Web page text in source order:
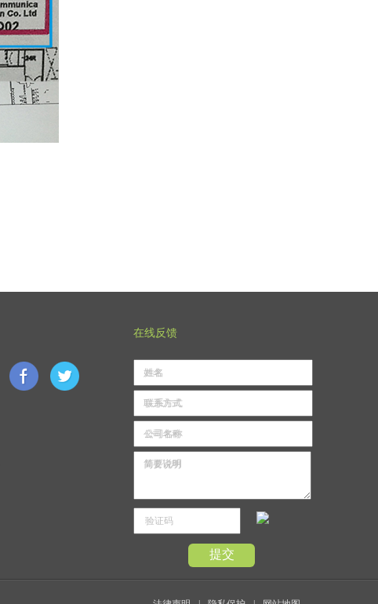
在线反馈
姓名
联系方式
公司名称
简要说明
提交